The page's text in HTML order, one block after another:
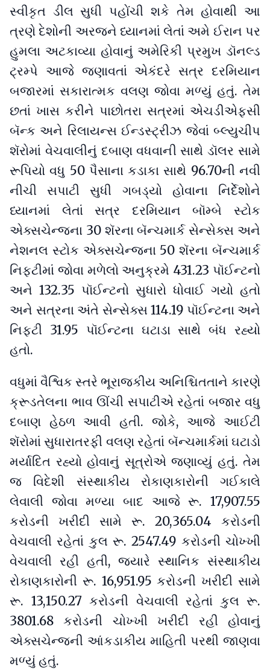
સ્વીકૃત ડીલ સુધી પહોંચી શકે તેમ હોવાથી આ
ત્રણે દેશોની અરજને ધ્યાનમાં લેતાં અમે ઈરાન પર
હુમલા અટકાવ્યા હોવાનું અમેરિકી પ્રમુખ ડૉનલ્ડ
ટ્રમ્પે આજે જણાવતાં એકંદરે સત્ર દરમિયાન
બજારમાં સકારાત્મક વલણ જોવા મળ્યું હતું. તેમ
છતાં ખાસ કરીને પાછોતરા સત્રમાં એચડીએફસી
બૅન્ક અને રિલાયન્સ ઈન્ડસ્ટ્રીઝ જેવાં બ્લ્યુચીપ
શૅરોમાં વેચવાલીનું દબાણ વધવાની સાથે ડૉલર સામે
રૂપિયો વધુ 50 પૈસાના કડાકા સાથે 96.70ની નવી
નીચી સપાટી સુધી ગબડ્યો હોવાના નિર્દેશોને
ધ્યાનમાં લેતાં સત્ર દરમિયાન બૉમ્બે સ્ટોક
એક્સચેન્જના 30 શૅરના બૅન્ચમાર્ક સેન્સેક્સ અને
નેશનલ સ્ટોક એક્સચેન્જના 50 શૅરના બૅન્ચમાર્ક
નિફ્ટીમાં જોવા મળેલો અનુક્રમે 431.23 પૉઈન્ટનો
અને 132.35 પૉઈન્ટનો સુધારો ધોવાઈ ગયો હતો
અને સત્રના અંતે સેન્સેક્સ 114.19 પૉઈન્ટના અને
નિફ્ટી 31.95 પૉઈન્ટના ઘટાડા સાથે બંધ રહ્યો
હતો.
વધુમાં વૈશ્વિક સ્તરે ભૂરાજકીય અનિશ્ચિતતાને કારણે
ક્રૂડતેલના ભાવ ઊંચી સપાટીએ રહેતાં બજાર વધુ
દબાણ હેઠળ આવી હતી. જોકે, આજે આઈટી
શૅરોમાં સુધારાતરફી વલણ રહેતાં બૅન્ચમાર્કમાં ઘટાડો
મર્યાદિત રહ્યો હોવાનું સૂત્રોએ જણાવ્યું હતું. તેમ
જ વિદેશી સંસ્થાકીય રોકાણકારોની ગઈકાલે
લેવાલી જોવા મળ્યા બાદ આજે રૂ. 17,907.55
કરોડની ખરીદી સામે રૂ. 20,365.04 કરોડની
વેચવાલી રહેતાં કુલ રૂ. 2547.49 કરોડની ચોખ્ખી
વેચવાલી રહી હતી, જ્યારે સ્થાનિક સંસ્થાકીય
રોકાણકારોની રૂ. 16,951.95 કરોડની ખરીદી સામે
રૂ. 13,150.27 કરોડની વેચવાલી રહેતાં કુલ રૂ.
3801.68 કરોડની ચોખ્ખી ખરીદી રહી હોવાનું
એક્સચેન્જની આંકડાકીય માહિતી પરથી જાણવા
મળ્યું હતું.